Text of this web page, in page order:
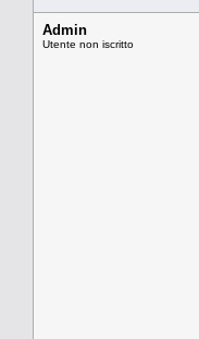
Admin
Utente non iscritto